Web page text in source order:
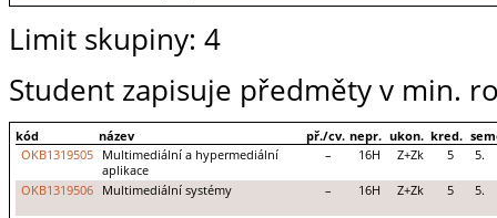
Limit skupiny: 4
Student zapisuje předměty v min.
kód název př./cv. nepr. ukon. kred.
OKB1319505
Multimediální a hypermediální
aplikace
– 16H Z+Zk 5 5.
OKB1319506 Multimediální systémy – 16H Z+Zk 5 5.